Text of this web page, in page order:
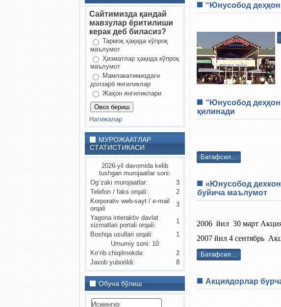
Сайтимизда қандай
мавзулар ёритилиши
керак деб биласиз?
Тармоқ ҳақида кўпроқ
маълумот
Ҳизматлар ҳақида кўпроқ
маълумот
Мамлакатимиздаги
долзарб янгиликлар
Жаҳон янгиликлари
Натижалар
МУРОЖААТЛАР
СТАТИСТИКАСИ
2026-yil davomida kelib
tushgan murojaatlar soni:
Og`zaki murojaatlar:
3
Telefon / faks orqali:
2
Korporativ web-sayt / e-mail
orqali
3
Yagona interaktiv davlat
xizmatlari portali orqali:
1
Boshqa usullari orqali:
1
Umumiy soni: 10
Ko’rib chiqilmokda:
2
Javob yuborildi:
8
Обуна бўлиш
“Юнусобод
“Юнусобод
қилинади
Батафсил...
«Юнусобод
буйича маълумот
2006 йил 30 март
2007 йил 4 сентябрь
Батафсил...
Акциядорлар